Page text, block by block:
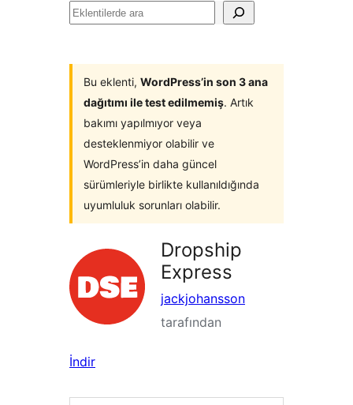
Eklentilerde
Bu eklenti, WordPress’in son 3 ana
dağıtımı ile test edilmemiş. Artık
bakımı yapılmıyor veya
desteklenmiyor olabilir ve
WordPress’in daha güncel
sürümleriyle birlikte kullanıldığında
uyumluluk sorunları olabilir.
Dropship
Express
jackjohansson
tarafından
İndir